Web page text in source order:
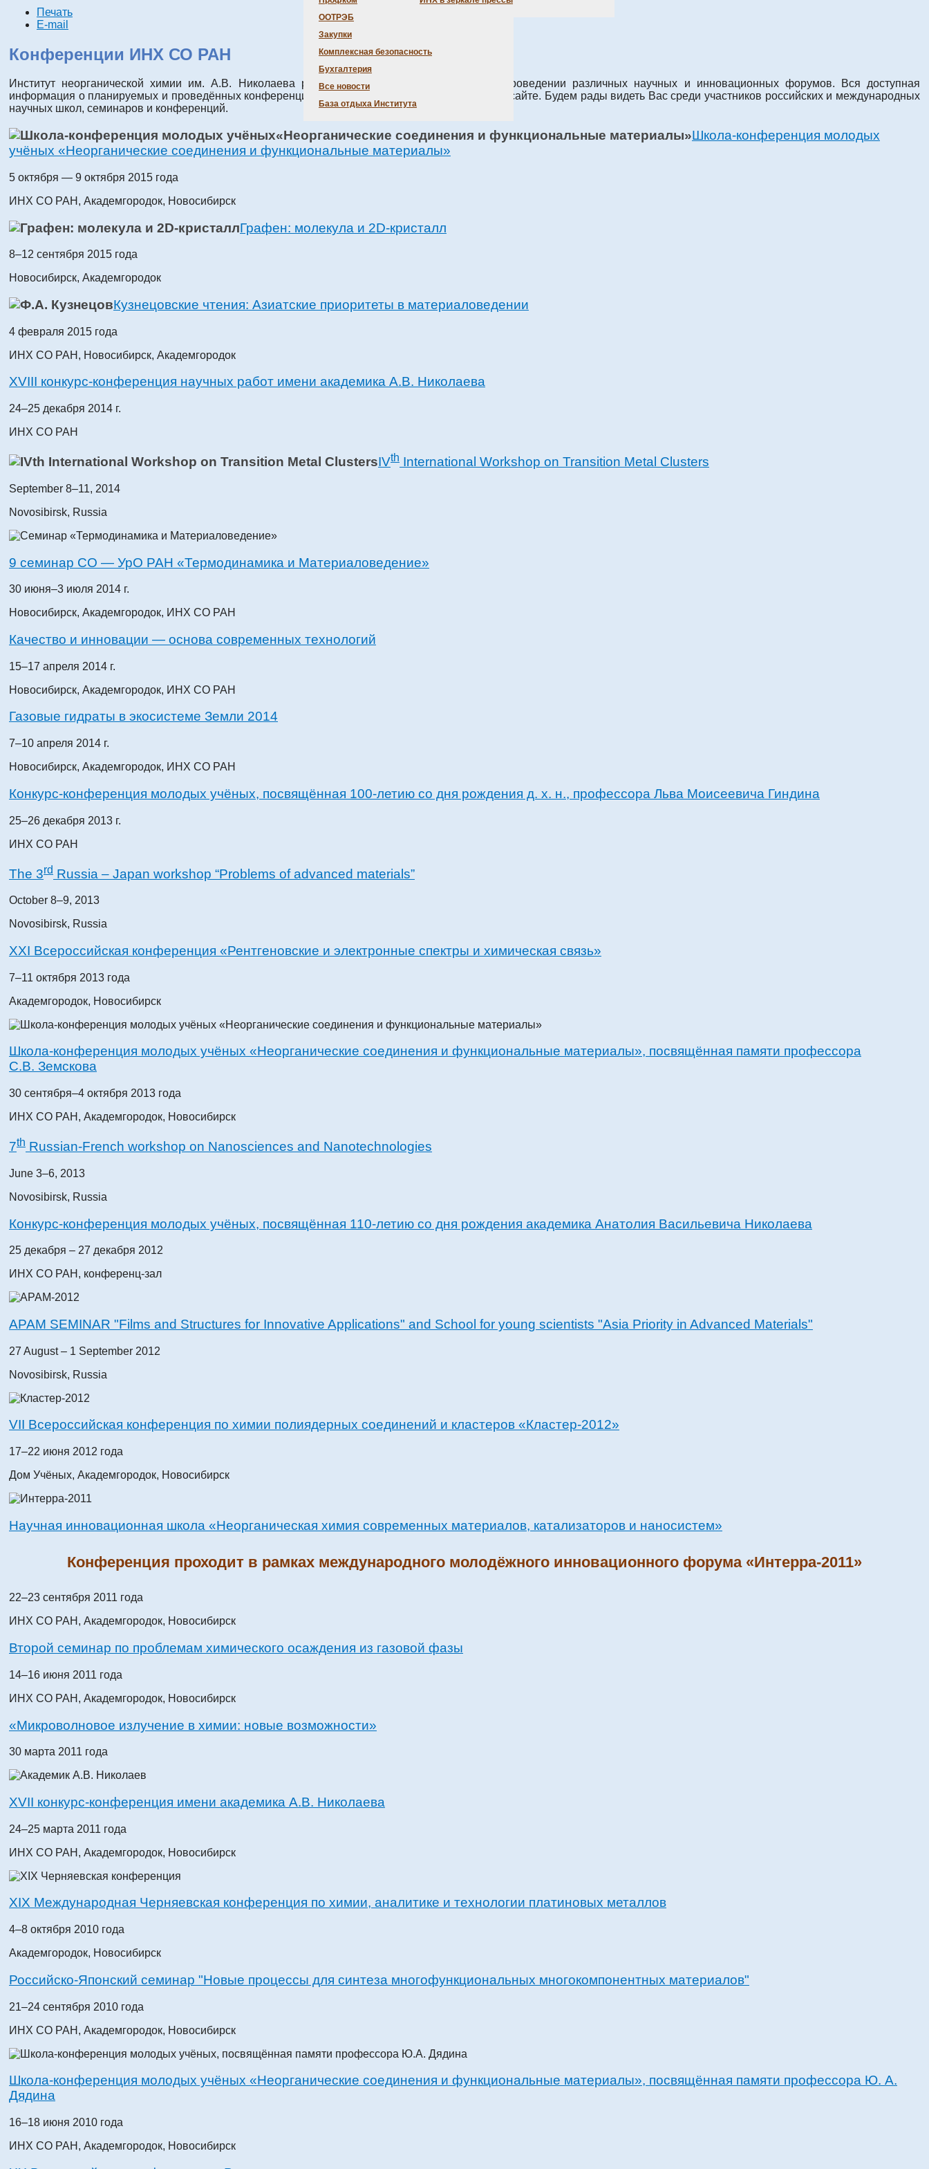
ООТРЭБ
Закупки
Комплексная безопасность
Бухгалтерия
Все новости
База отдыха Института
Печать
E-mail
Конференции ИНХ СО РАН
Институт неорганической химии им. А.В. Николаева регулярно организует и участвует в проведении различных научных и инновационных форумов. Вся доступная
информация о планируемых и проведённых конференциях решулярно размещается на нашем сайте. Будем рады видеть Вас среди участников российских и международных
научных школ, семинаров и конференций.
Школа-конференция молодых
учёных «Неорганические соединения и функциональные материалы»
5 октября — 9 октября 2015 года
ИНХ СО РАН, Академгородок, Новосибирск
Графен: молекула и 2D-кристалл
8–12 сентября 2015 года
Новосибирск, Академгородок
Кузнецовские чтения: Азиатские приоритеты в материаловедении
4 февраля 2015 года
ИНХ СО РАН, Новосибирск, Академгородок
XVIII конкурс-конференция научных работ имени академика А.В. Николаева
24–25 декабря 2014 г.
ИНХ СО РАН
IVth International Workshop on Transition Metal Clusters
September 8–11, 2014
Novosibirsk, Russia
9 семинар СО — УрО РАН «Термодинамика и Материаловедение»
30 июня–3 июля 2014 г.
Новосибирск, Академгородок, ИНХ СО РАН
Качество и инновации — основа современных технологий
15–17 апреля 2014 г.
Новосибирск, Академгородок, ИНХ СО РАН
Газовые гидраты в экосистеме Земли 2014
7–10 апреля 2014 г.
Новосибирск, Академгородок, ИНХ СО РАН
Конкурс-конференция молодых учёных, посвящённая 100-летию со дня рождения д. х. н., профессора Льва Моисеевича Гиндина
25–26 декабря 2013 г.
ИНХ СО РАН
The 3rd Russia – Japan workshop “Problems of advanced materials”
October 8–9, 2013
Novosibirsk, Russia
XXI Всероссийская конференция «Рентгеновские и электронные спектры и химическая связь»
7–11 октября 2013 года
Академгородок, Новосибирск
Школа-конференция молодых учёных «Неорганические соединения и функциональные материалы», посвящённая памяти профессора
С.В. Земскова
30 сентября–4 октября 2013 года
ИНХ СО РАН, Академгородок, Новосибирск
7th Russian-French workshop on Nanosciences and Nanotechnologies
June 3–6, 2013
Novosibirsk, Russia
Конкурс-конференция молодых учёных, посвящённая 110-летию со дня рождения академика Анатолия Васильевича Николаева
25 декабря – 27 декабря 2012
ИНХ СО РАН, конференц-зал
APAM SEMINAR "Films and Structures for Innovative Applications" and School for young scientists "Asia Priority in Advanced Materials"
27 August – 1 September 2012
Novosibirsk, Russia
VII Всероссийская конференция по химии полиядерных соединений и кластеров «Кластер-2012»
17–22 июня 2012 года
Дом Учёных, Академгородок, Новосибирск
Научная инновационная школа «Неорганическая химия современных материалов, катализаторов и наносистем»
Конференция проходит в рамках международного молодёжного инновационного форума «Интерра-2011»
22–23 сентября 2011 года
ИНХ СО РАН, Академгородок, Новосибирск
Второй семинар по проблемам химического осаждения из газовой фазы
14–16 июня 2011 года
ИНХ СО РАН, Академгородок, Новосибирск
«Микроволновое излучение в химии: новые возможности»
30 марта 2011 года
XVII конкурс-конференция имени академика А.В. Николаева
24–25 марта 2011 года
ИНХ СО РАН, Академгородок, Новосибирск
XIX Международная Черняевская конференция по химии, аналитике и технологии платиновых металлов
4–8 октября 2010 года
Академгородок, Новосибирск
Российско-Японский семинар "Новые процессы для синтеза многофункциональных многокомпонентных материалов"
21–24 сентября 2010 года
ИНХ СО РАН, Академгородок, Новосибирск
Школа-конференция молодых учёных «Неорганические соединения и функциональные материалы», посвящённая памяти профессора Ю. А.
Дядина
16–18 июня 2010 года
ИНХ СО РАН, Академгородок, Новосибирск